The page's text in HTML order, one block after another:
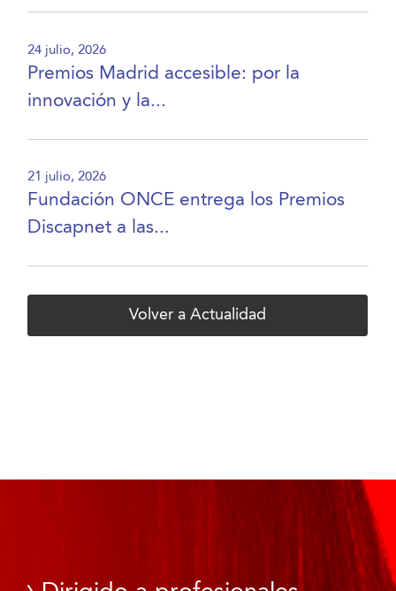
24 julio, 2026
Premios Madrid accesible: por la
innovación y la...
21 julio, 2026
Fundación ONCE entrega los Premios
Discapnet a las...
Volver a Actualidad